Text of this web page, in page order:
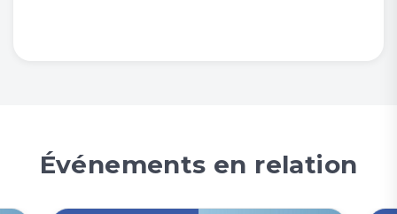
Événements en relation